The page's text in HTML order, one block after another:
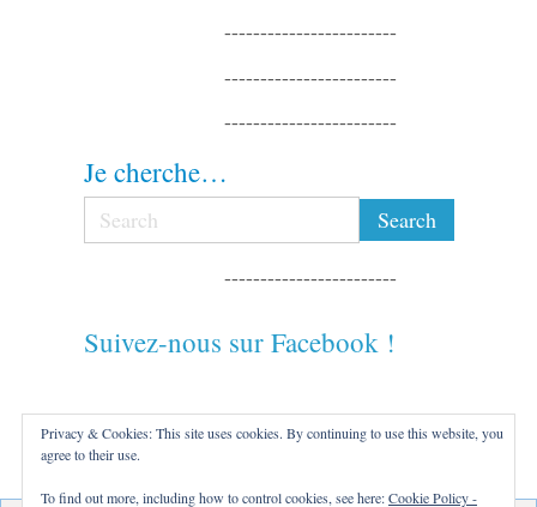
------------------------
------------------------
------------------------
Je cherche…
------------------------
Suivez-nous sur Facebook !
------------------------
Privacy & Cookies: This site uses cookies. By continuing to use this website, you
agree to their use.
To find out more, including how to control cookies, see here:Cookie Policy -